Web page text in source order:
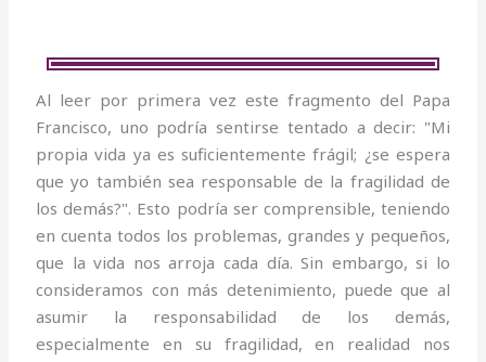
Al leer por primera vez este fragmento del Papa
Francisco, uno podría sentirse tentado a decir: "Mi
propia vida ya es suficientemente frágil; ¿se espera
que yo también sea responsable de la fragilidad de
los demás?". Esto podría ser comprensible, teniendo
en cuenta todos los problemas, grandes y pequeños,
que la vida nos arroja cada día. Sin embargo, si lo
consideramos con más detenimiento, puede que al
asumir la responsabilidad de los demás,
especialmente en su fragilidad, en realidad nos